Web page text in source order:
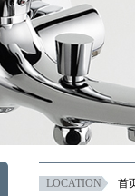
LOCATION 首